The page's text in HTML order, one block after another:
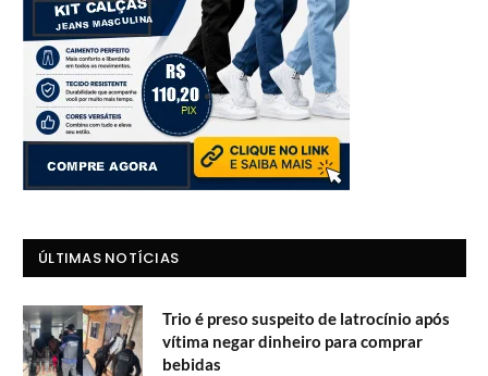
ÚLTIMAS NOTÍCIAS
Trio é preso suspeito de latrocínio após
vítima negar dinheiro para comprar
bebidas